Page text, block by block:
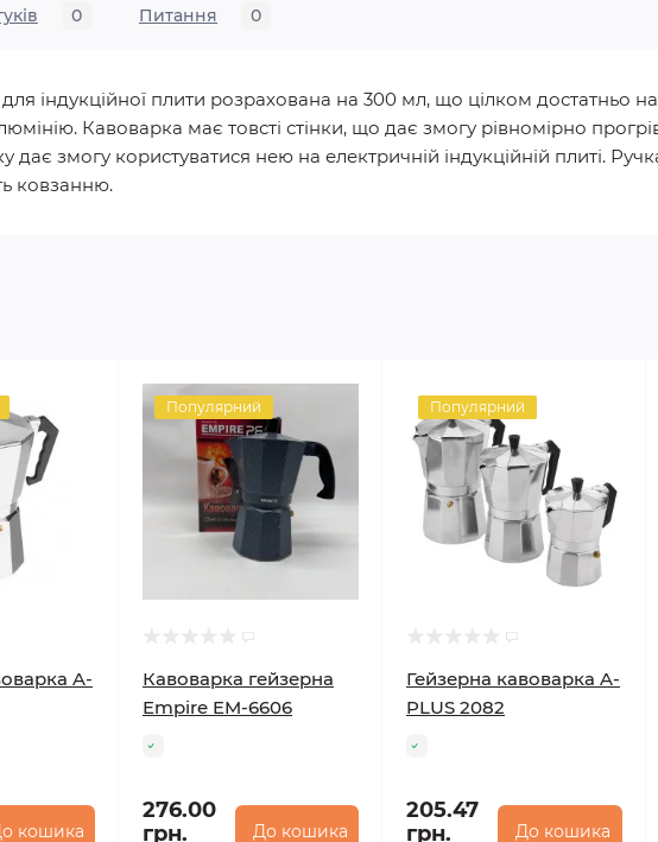
0 Питання 0
індукційної плити розрахована на 300 мл, що цілком достатньо
Кавоварка має товсті стінки, що дає змогу рівномірно
змогу користуватися нею на електричній індукційній плиті.
ковзанню.
A-
кошика
Популярний
Кавоварка гейзерна
Empire EM-6606
276.00
грн.
До кошика
Популярний
Гейзерна кавоварка A-
PLUS 2082
205.47
грн.
До кошика